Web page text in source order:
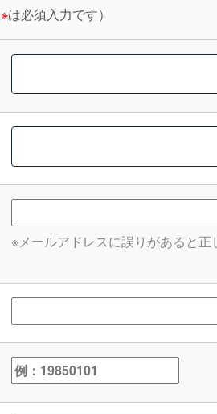
※は必須入力です）
※メールアドレスに誤りがあると